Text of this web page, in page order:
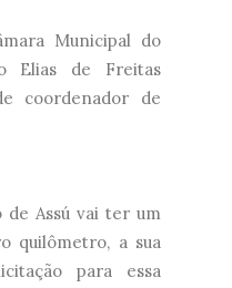
Municipal do
Elias de Freitas
coordenador de
de Assú vai ter um
quilômetro, a sua
para essa